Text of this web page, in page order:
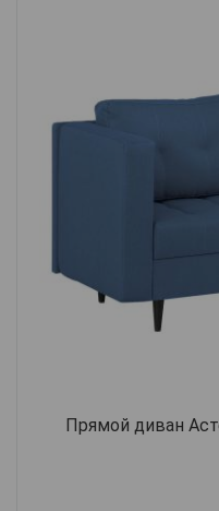
Прямой диван